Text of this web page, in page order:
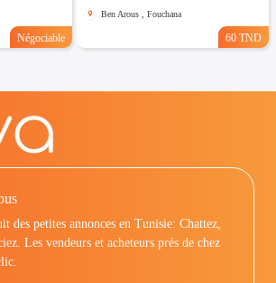
Négociable
Ben Arous , Fouchana
60 TND
des petites annonces en Tunisie: Chattez,
Les vendeurs et acheteurs prés de chez